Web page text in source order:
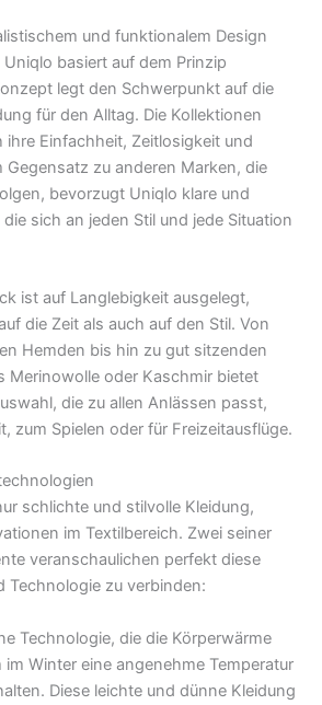
und funktionalem Design
basiert auf dem Prinzip
legt den Schwerpunkt auf die
für den Alltag. Die Kollektionen
ihre Einfachheit, Zeitlosigkeit und
Gegensatz zu anderen Marken, die
bevorzugt Uniqlo klare und
sich an jeden Stil und jede Situation
ist auf Langlebigkeit ausgelegt,
die Zeit als auch auf den Stil. Von
Hemden bis hin zu gut sitzenden
Merinowolle oder Kaschmir bietet
die zu allen Anlässen passt,
zum Spielen oder für Freizeitausflüge.
schlichte und stilvolle Kleidung,
im Textilbereich. Zwei seiner
veranschaulichen perfekt diese
Technologie zu verbinden:
Technologie, die die Körperwärme
im Winter eine angenehme Temperatur
Diese leichte und dünne Kleidung